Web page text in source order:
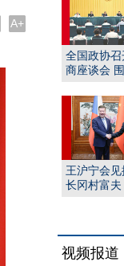
A+
全国政协
商座谈会
动...
王沪宁会见
长冈村富夫
视频报道